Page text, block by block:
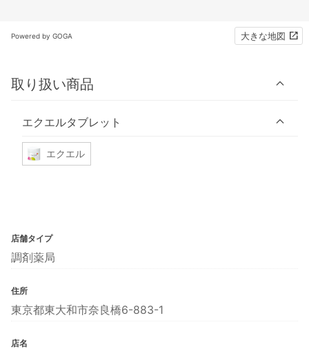
Powered by GOGA 大きな地図
取り扱い商品
エクエルタブレット
エクエル
店舗タイプ
調剤薬局
住所
東京都東大和市奈良橋6-883-1
店名